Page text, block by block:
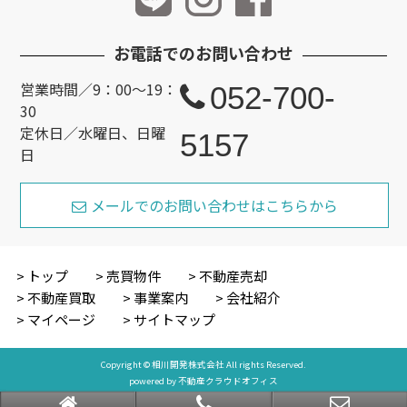
お電話でのお問い合わせ
営業時間／9：00～19：
30
定休日／水曜日、日曜
日
052-700-
5157
メールでのお問い合わせはこちらから
トップ 売買物件
不動産売却
不動産買取
事業案内
会社紹介
マイページ
サイトマップ
Copyright © 相川開発株式会社 All rights Reserved.
powered by 不動産クラウドオフィス